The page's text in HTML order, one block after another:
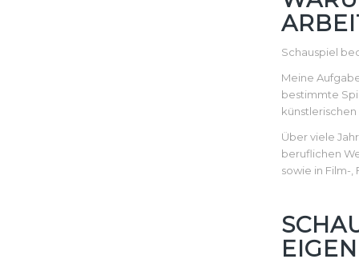
Schauspiel
Meine
bestimmte
Über viele
beruflichen
sowie in Film-